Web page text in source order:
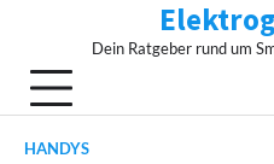
content
Dein Ratgeber rund um
HANDYS